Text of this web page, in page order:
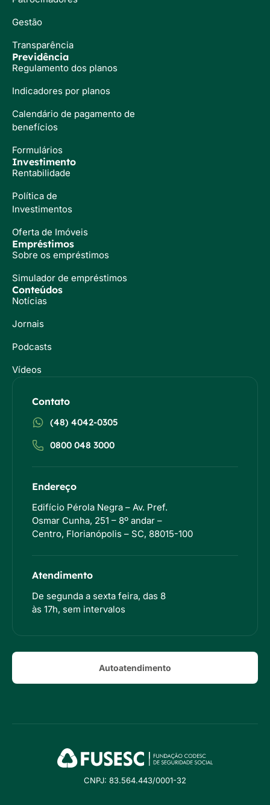
Gestão
Transparência
Previdência
Regulamento dos planos
Indicadores por planos
Calendário de pagamento de
benefícios
Formulários
Investimento
Rentabilidade
Política de
Investimentos
Oferta de Imóveis
Empréstimos
Sobre os empréstimos
Simulador de empréstimos
Conteúdos
Notícias
Jornais
Podcasts
Vídeos
Contato
(48) 4042-0305
0800 048 3000
Endereço
Edifício Pérola Negra – Av. Pref.
Osmar Cunha, 251 – 8º andar –
Centro, Florianópolis – SC, 88015-100
Atendimento
De segunda a sexta feira, das 8
às 17h, sem intervalos
Autoatendimento
CNPJ: 83.564.443/0001-32